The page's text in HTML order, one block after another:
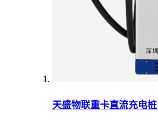
天盛物联重卡直流充电桩